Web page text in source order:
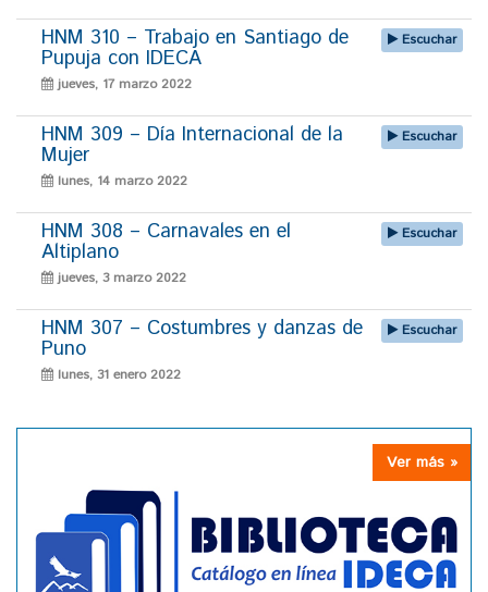
HNM 310 – Trabajo en Santiago de
Pupuja con IDECA
jueves, 17 marzo 2022
Escuchar
HNM 309 – Día Internacional de la
Mujer
lunes, 14 marzo 2022
Escuchar
HNM 308 – Carnavales en el
Altiplano
jueves, 3 marzo 2022
Escuchar
HNM 307 – Costumbres y danzas de
Puno
lunes, 31 enero 2022
Escuchar
Ver más »